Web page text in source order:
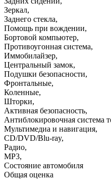
Зеркал,
Заднего стекла,
Помощь при вождении,
Бортовой компьютер,
Противоугонная система,
Иммобилайзер,
Центральный замок,
Подушки безопасности,
Фронтальные,
Коленные,
Шторки,
Активная безопасность,
Антиблокировочная система
Мультимедиа и навигация,
CD/DVD/Blu-ray,
Радио,
MP3,
Состояние автомобиля
Общая оценка